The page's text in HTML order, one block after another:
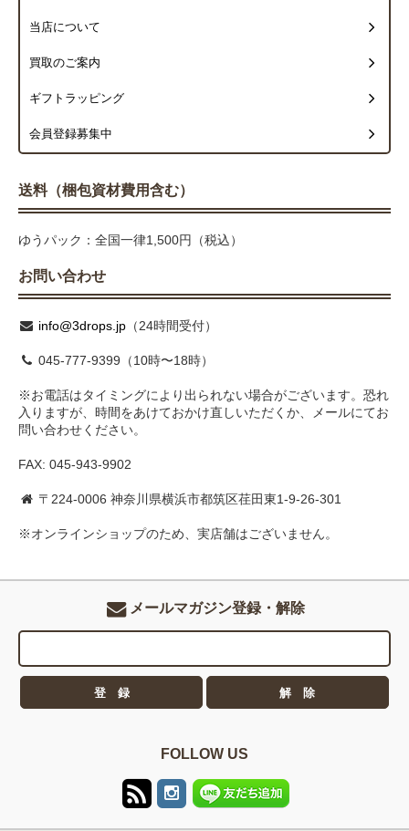
当店について
買取のご案内
ギフトラッピング
会員登録募集中
送料（梱包資材費用含む）
ゆうパック：全国一律1,500円（税込）
お問い合わせ
info@3drops.jp （24時間受付）
045-777-9399（10時〜18時）
※お電話はタイミングにより出られない場合がございます。恐れ
入りますが、時間をあけておかけ直しいただくか、メールにてお
問い合わせください。
FAX: 045-943-9902
〒224-0006 神奈川県横浜市都筑区荏田東1-9-26-301
※オンラインショップのため、実店舗はございません。
メールマガジン登録・解除
FOLLOW US